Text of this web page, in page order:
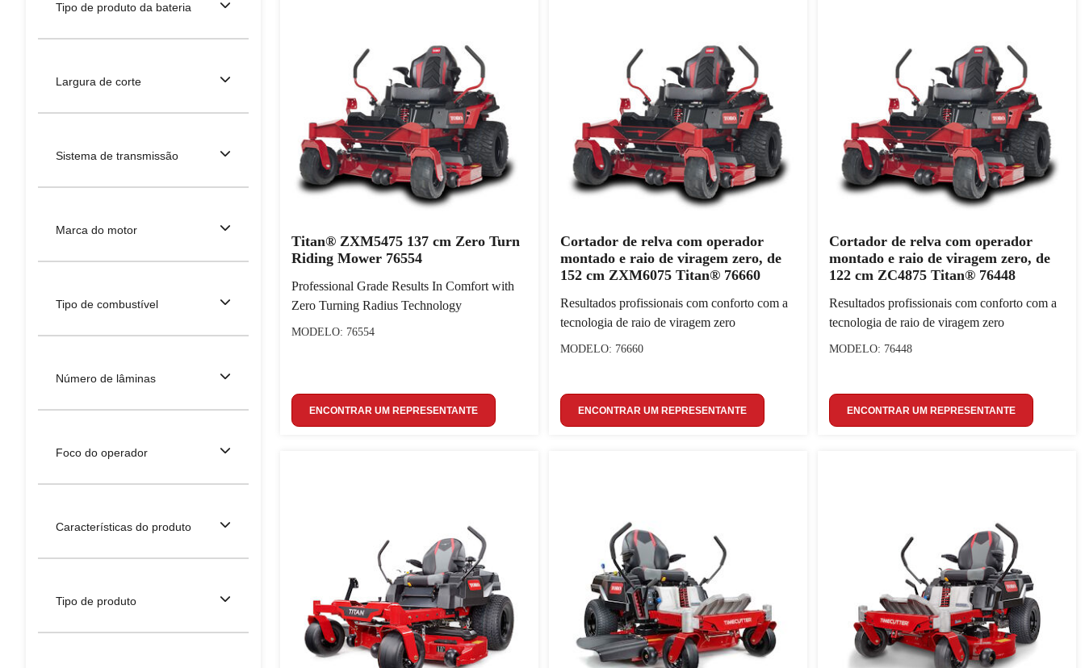
Tipo de produto da bateria
Largura de corte
Sistema de transmissão
Marca do motor
Tipo de combustível
Número de lâminas
Foco do operador
Características do produto
Tipo de produto
Titan® ZXM5475 137 cm Zero Turn
Riding Mower 76554
Professional Grade Results In Comfort with
Zero Turning Radius Technology
MODELO: 76554
ENCONTRAR UM REPRESENTANTE
Cortador de relva com operador
montado e raio de viragem zero, de
152 cm ZXM6075 Titan® 76660
Resultados profissionais com conforto com a
tecnologia de raio de viragem zero
MODELO: 76660
ENCONTRAR UM REPRESENTANTE
Cortador de relva com operador
montado e raio de viragem zero, de
122 cm ZC4875 Titan® 76448
Resultados profissionais com conforto com a
tecnologia de raio de viragem zero
MODELO: 76448
ENCONTRAR UM REPRESENTANTE